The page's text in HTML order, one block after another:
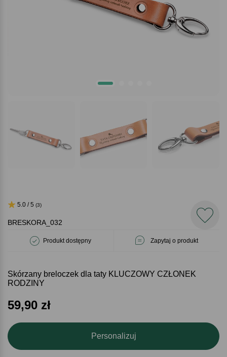
BRESKORA_032
Produkt dostępny Zapytaj o produkt
5.0 / 5 (3)
Skórzany breloczek dla taty KLUCZOWY CZŁONEK
RODZINY
59,90 zł
Personalizuj